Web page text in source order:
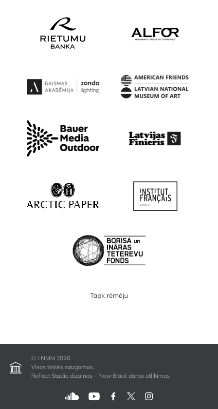
Tapk rėmėju
© LNMM 2026.
Visos teisės saugomos.
Reflect Studio dizainas – New Black darbo atlikimas